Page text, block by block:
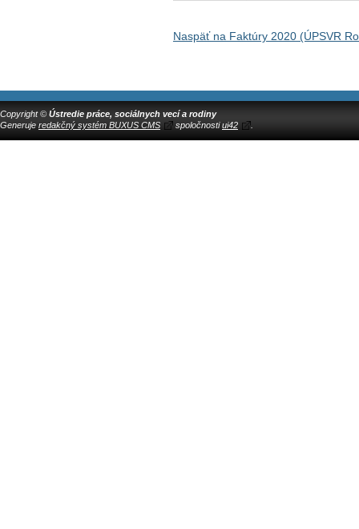
Naspäť na Faktúry 2020 (ÚPSVR
Copyright © Ústredie práce, sociálnych vecí a rodiny
Generuje redakčný systém BUXUS CMS spoločnostiui42